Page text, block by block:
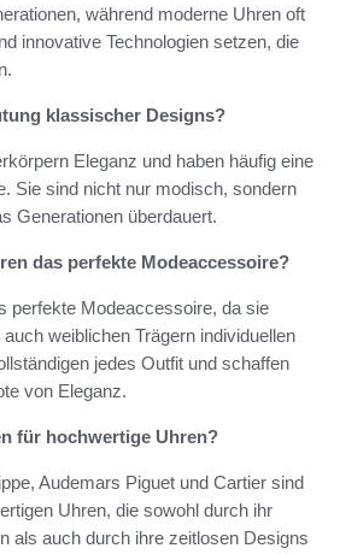
während moderne Uhren oft
innovative Technologien setzen, die
klassischer Designs?
Eleganz und haben häufig eine
Sie sind nicht nur modisch, sondern
Generationen überdauert.
das perfekte Modeaccessoire?
perfekte Modeaccessoire, da sie
weiblichen Trägern individuellen
jedes Outfit und schaffen
von Eleganz.
für hochwertige Uhren?
Audemars Piguet und Cartier sind
Uhren, die sowohl durch ihr
als auch durch ihre zeitlosen Designs